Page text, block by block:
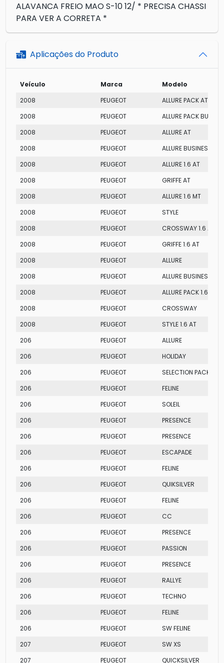
ALAVANCA FREIO MAO S-10 12/ * PRECISA CHASSI
PARA VER A CORRETA *
Aplicações do Produto
Veículo Marca
Modelo
2008
PEUGEOT
ALLURE PACK AT
2008
PEUGEOT
ALLURE PACK
2008
PEUGEOT
ALLURE AT
2008
PEUGEOT
ALLURE BUSINESS 1.6
2008
PEUGEOT
ALLURE 1.6 AT
2008
PEUGEOT
GRIFFE AT
2008
PEUGEOT
ALLURE 1.6 MT
2008
PEUGEOT
STYLE
2008
PEUGEOT
CROSSWAY 1.6 AT
2008
PEUGEOT
GRIFFE 1.6 AT
2008
PEUGEOT
ALLURE
2008
PEUGEOT
ALLURE BUSINESS
2008
PEUGEOT
ALLURE PACK 1.6 AT
2008
PEUGEOT
CROSSWAY
2008
PEUGEOT
STYLE 1.6 AT
206
PEUGEOT
ALLURE
206
PEUGEOT
HOLIDAY
206
PEUGEOT
SELECTION PACK
206
PEUGEOT
FELINE
206
PEUGEOT
SOLEIL
206
PEUGEOT
PRESENCE
206
PEUGEOT
PRESENCE
206
PEUGEOT
ESCAPADE
206
PEUGEOT
FELINE
206
PEUGEOT
QUIKSILVER
206
PEUGEOT
FELINE
206
PEUGEOT
CC
206
PEUGEOT
PRESENCE
206
PEUGEOT
PASSION
206
PEUGEOT
PRESENCE
206
PEUGEOT
RALLYE
206
PEUGEOT
TECHNO
206
PEUGEOT
FELINE
206
PEUGEOT
SW FELINE
207
PEUGEOT
SW XS
207
PEUGEOT QUICKSILVER